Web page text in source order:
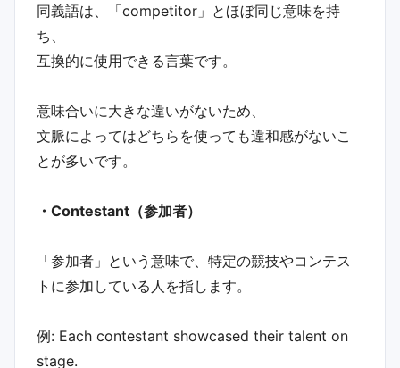
同義語は、「competitor」とほぼ同じ意味を持
ち、
互換的に使用できる言葉です。
意味合いに大きな違いがないため、
文脈によってはどちらを使っても違和感がないこ
とが多いです。
・Contestant（参加者）
「参加者」という意味で、特定の競技やコンテス
トに参加している人を指します。
例: Each contestant showcased their talent on
stage.